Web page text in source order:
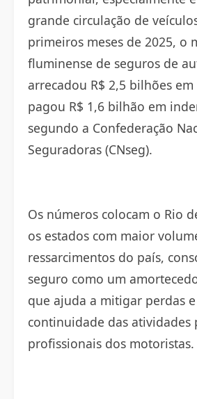
grande circulação de
primeiros meses de 2025, o
fluminense de seguros de
arrecadou R$ 2,5 bilhões
pagou R$ 1,6 bilhão em
segundo a Confederação
Seguradoras (CNseg).
Os números colocam o Rio
os estados com maior
ressarcimentos do país,
seguro como um
que ajuda a mitigar perdas
continuidade das atividades
profissionais dos motoristas.